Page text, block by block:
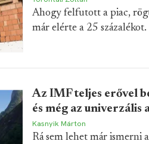
Ahogy felfutott a piac,
már elérte a 25 százalékot.
Az IMF teljes erővel
és még az univerzális
Kasnyik Márton
Rá sem lehet már ismerni